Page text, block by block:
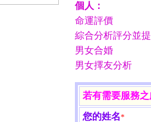
個人：
命運評價
綜合分析評分並
男女合婚
男女擇友分析
若有需要服務
您的姓名*